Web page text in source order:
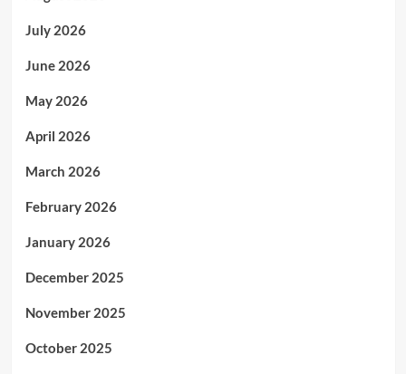
July 2026
June 2026
May 2026
April 2026
March 2026
February 2026
January 2026
December 2025
November 2025
October 2025